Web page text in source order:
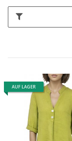
AUF LAGER